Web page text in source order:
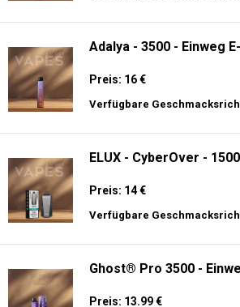
Adalya - 3500 - Einweg
Preis: 16 €
Verfügbare
ELUX - CyberOver -
Preis: 14 €
Verfügbare
Ghost® Pro 3500 -
Preis: 13.99 €